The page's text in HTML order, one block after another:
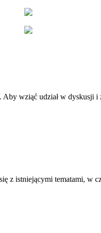
wziąć udział w dyskusji i
z istniejącymi tematami, w